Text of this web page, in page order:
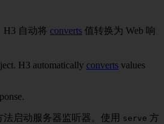
H3 自动将 converts 值转换为 Web 响
H3 automatically converts values
.
法启动服务器监听器。使用 serve 方